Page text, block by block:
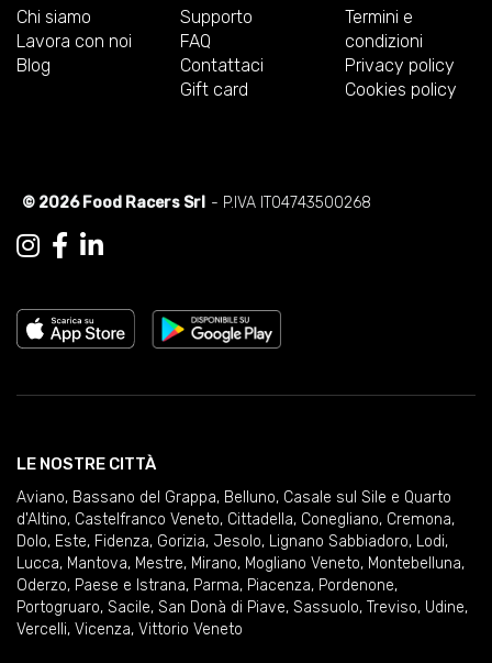
Chi siamo
Lavora con noi
Blog
Supporto
FAQ
Contattaci
Gift card
Termini e
condizioni
Privacy policy
Cookies policy
© 2026 Food Racers Srl - P.IVA IT04743500268
LE NOSTRE CITTÀ
Aviano, Bassano del Grappa, Belluno, Casale sul Sile e Quarto
d'Altino, Castelfranco Veneto, Cittadella, Conegliano, Cremona,
Dolo, Este, Fidenza, Gorizia, Jesolo, Lignano Sabbiadoro, Lodi,
Lucca, Mantova, Mestre, Mirano, Mogliano Veneto, Montebelluna,
Oderzo, Paese e Istrana, Parma, Piacenza, Pordenone,
Portogruaro, Sacile, San Donà di Piave, Sassuolo, Treviso, Udine,
Vercelli, Vicenza, Vittorio Veneto